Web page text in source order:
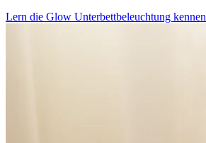
Lern die Glow Unterbettbeleuchtung kennen